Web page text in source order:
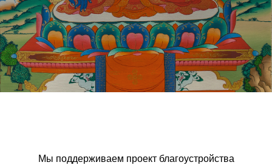
Мы поддерживаем проект благоустройства